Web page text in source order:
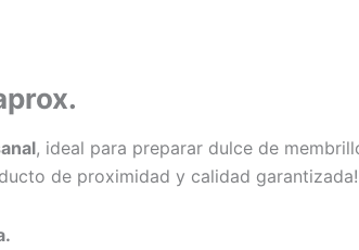
, ideal para preparar dulce de
de proximidad y calidad garantizada!